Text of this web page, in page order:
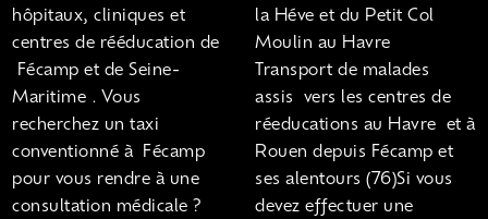
hôpitaux, cliniques et
centres de rééducation de
Fécamp et de Seine-
Maritime . Vous
recherchez un taxi
conventionné à Fécamp
pour vous rendre à une
consultation médicale ?
la Héve et du Petit Col
Moulin au Havre
Transport de malades
assis vers les centres de
réeducations au Havre et à
Rouen depuis Fécamp et
ses alentours (76)Si vous
devez effectuer une